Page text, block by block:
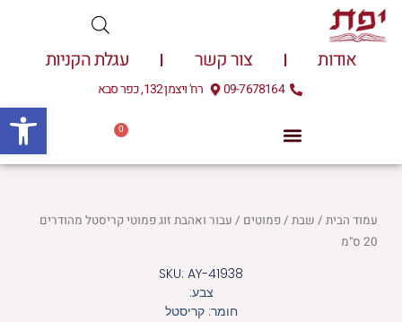
דילוג
לתוכן
אודות צור קשר עגלת הקניות
09-7678164 רח' ויצמן 132, כפר סבא
0
עגלת
עמוד הבית/ שבת/פמוטים / עבור ואהבת זוג פמוטי קריסטל מהודרים
20 ס"מ
SKU: AY-41938
צבע:
חומר: קריסטל